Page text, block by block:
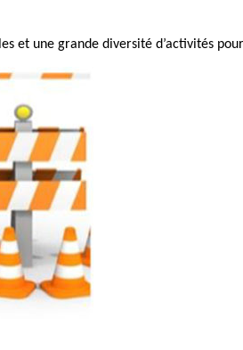
et une grande diversité d’activités